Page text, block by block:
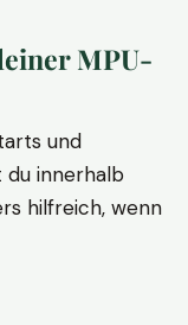
MPU-
und
du innerhalb
hilfreich, wenn